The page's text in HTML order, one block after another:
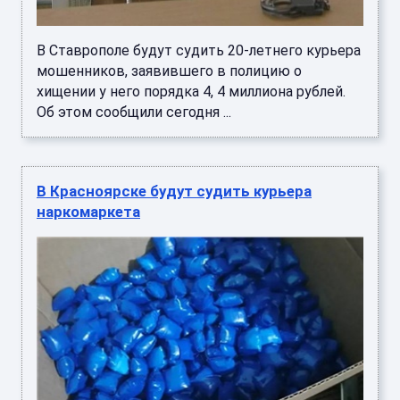
В Ставрополе будут судить 20-летнего курьера
мошенников, заявившего в полицию о
хищении у него порядка 4, 4 миллиона рублей.
Об этом сообщили сегодня ...
В Красноярске будут судить курьера
наркомаркета